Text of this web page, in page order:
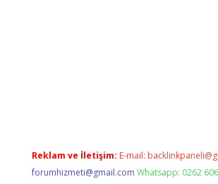
Reklam ve İletişim: E-mail:
forumhizmeti@gmail.com Whatsapp: 0262